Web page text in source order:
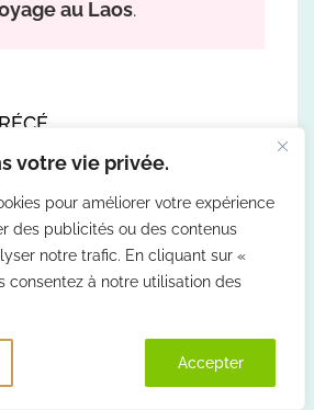
votre vie privée.
pour améliorer votre expérience
des publicités ou des contenus
notre trafic. En cliquant sur «
consentez à notre utilisation des
Accepter
au Laos.